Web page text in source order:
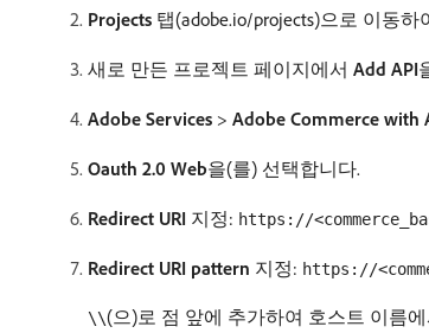
Projects 탭(adobe.io/projects)으로 이동하
새로 만든 프로젝트 페이지에서 Add API
Adobe Services > Adobe Commerce with
Oauth 2.0 Web​을(를) 선택합니다.
Redirect URI 지정: https://
Redirect URI pattern 지정: https://
\\(으)로 점 앞에 추가하여 호스트 이름